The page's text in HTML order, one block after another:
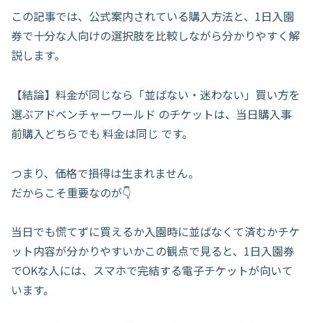
この記事では、公式案内されている購入方法と、1日入園
券で十分な人向けの選択肢を比較しながら分かりやすく解
説します。
【結論】料金が同じなら「並ばない・迷わない」買い方を
選ぶアドベンチャーワールド のチケットは、当日購入事
前購入どちらでも 料金は同じ です。
つまり、価格で損得は生まれません。
だからこそ重要なのが👇
当日でも慌てずに買えるか入園時に並ばなくて済むかチケ
ット内容が分かりやすいかこの観点で見ると、1日入園券
でOKな人には、スマホで完結する電子チケットが向いて
います。